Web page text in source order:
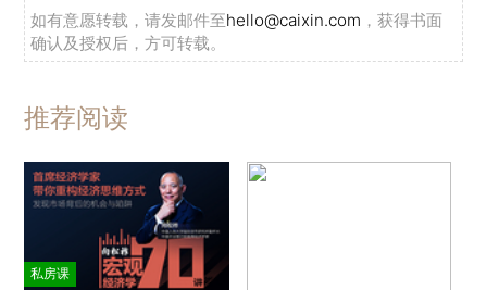
如有意愿转载，请发邮件至hello@caixin.com ，获得书面
确认及授权后，方可转载。
推荐阅读
私房课